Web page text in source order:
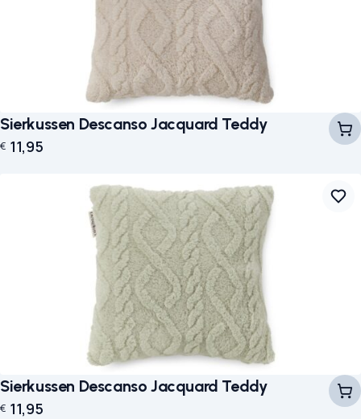
Sierkussen Descanso Jacquard Teddy
€ 11,95
Sierkussen Descanso Jacquard Teddy
€ 11,95